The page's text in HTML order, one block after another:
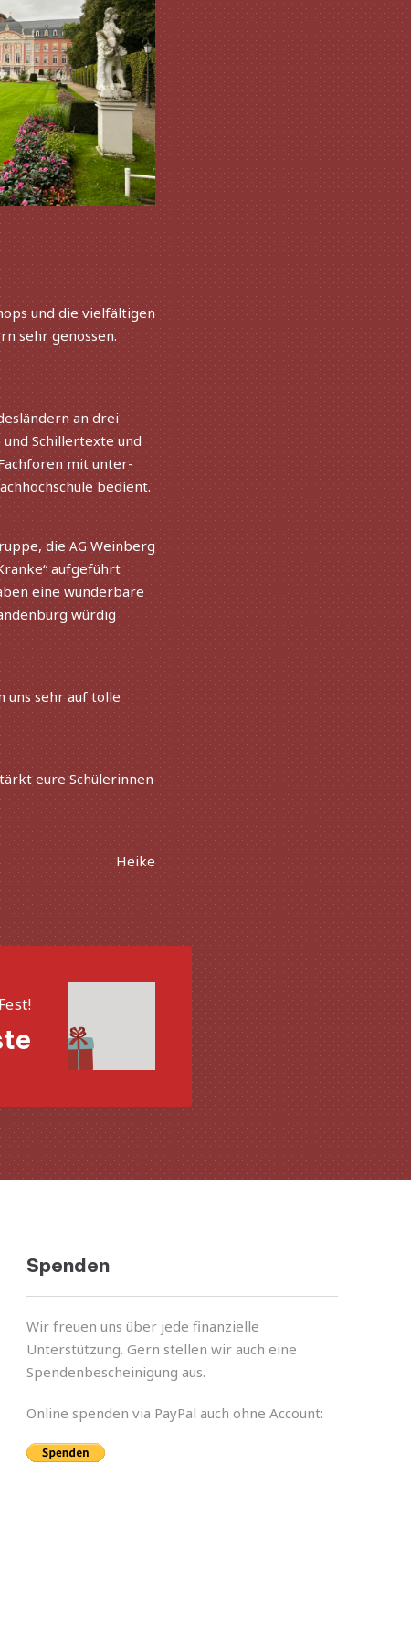
und die viel­fäl­ti­gen
sehr genos­sen.
an drei
Schillertexte und
mit unter­
bedient.
dieAGWeinberg
aufge­führt
eine wunder­bare
würdig
uns sehr auf tolle
eure Schülerinnen
Heike
Spenden
Wir freuen uns über jede finan­zi­elle
Unterstützung. Gern stel­len wir auch eine
Spendenbescheinigung aus.
Online spen­den via PayPal auch ohne Account: